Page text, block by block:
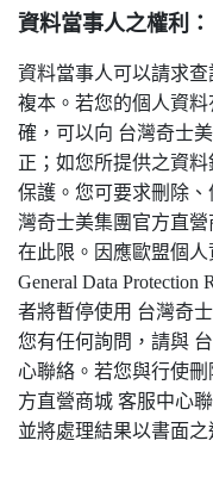
資料當事人之權利：
資料當事人可以請求
複本。若您的個人資
確，可以向 台灣奇士
正；如您所提供之資
保護。您可要求刪除
灣奇士美集團官方直
在此限。因應歐盟個人
General Data
者將暫停使用 台灣奇
您有任何詢問，請與
心聯絡。若您與行使
方直營商城 客服中心
並將處理結果以書面之